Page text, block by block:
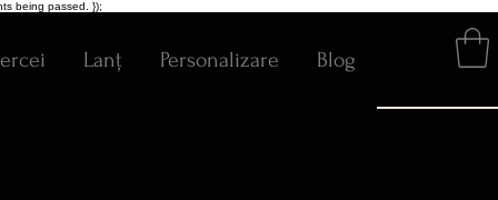
being passed. });
Lanț Personalizare Blog